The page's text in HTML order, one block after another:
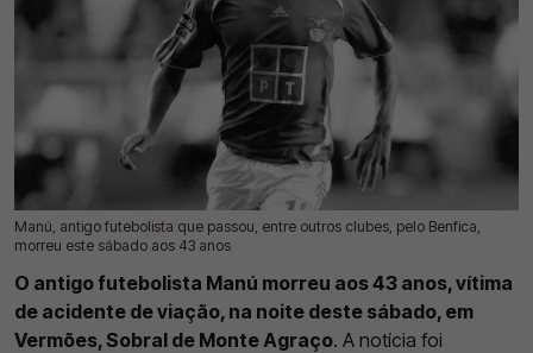
Manú, antigo futebolista que passou, entre outros clubes, pelo Benfica,
morreu este sábado aos 43 anos
12 Jul 2026 | 11:20 | 0
O antigo futebolista Manú morreu aos 43 anos, vítima
de acidente de viação, na noite deste sábado, em
Vermões, Sobral de Monte Agraço. A notícia foi